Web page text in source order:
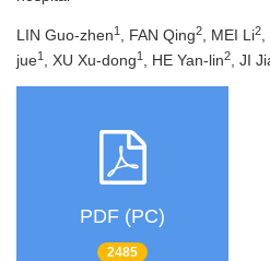
LIN Guo-zhen1 , FAN Qing2 , MEI Li2
jue1 , XU Xu-dong1 , HE Yan-lin2 , JI
PDF (PC)
2485